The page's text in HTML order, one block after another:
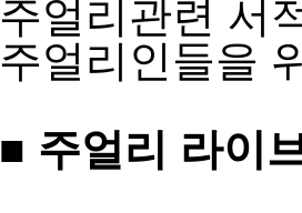
주얼리관련 서
주얼리인들을
■ 주얼리 라이